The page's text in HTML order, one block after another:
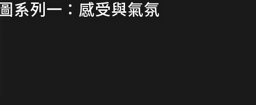
系列一：感受與氣氛